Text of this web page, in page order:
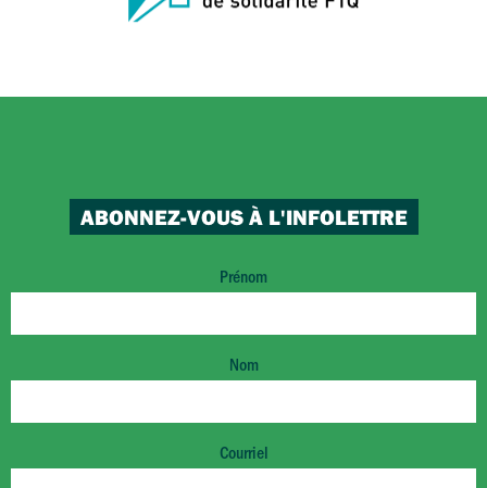
ABONNEZ-VOUS À L'INFOLETTRE
Prénom
Nom
Courriel